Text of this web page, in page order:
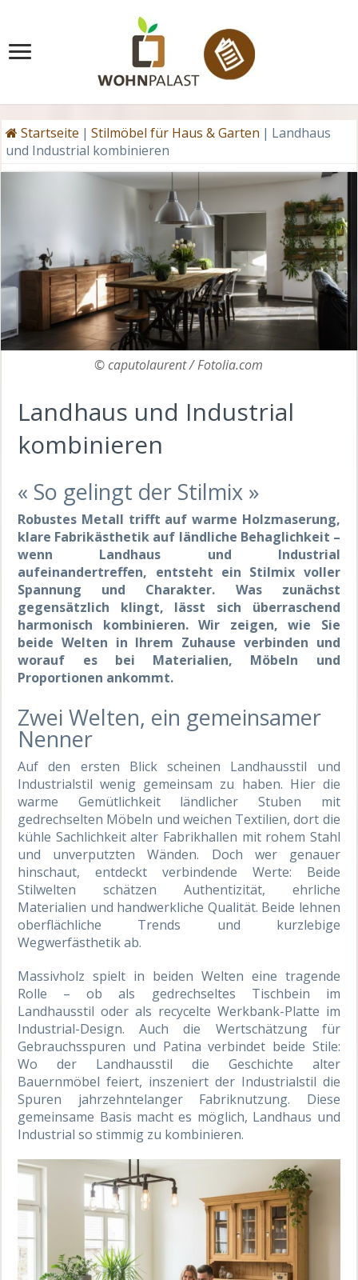
Startseite | Stilmöbel für Haus & Garten | Landhaus
und Industrial kombinieren
© caputolaurent / Fotolia.com
Landhaus und Industrial
kombinieren
« So gelingt der Stilmix »
Robustes Metall trifft auf warme Holzmaserung,
klare Fabrikästhetik auf ländliche Behaglichkeit –
wenn Landhaus und Industrial
aufeinandertreffen, entsteht ein Stilmix voller
Spannung und Charakter. Was zunächst
gegensätzlich klingt, lässt sich überraschend
harmonisch kombinieren. Wir zeigen, wie Sie
beide Welten in Ihrem Zuhause verbinden und
worauf es bei Materialien, Möbeln und
Proportionen ankommt.
Zwei Welten, ein gemeinsamer
Nenner
Auf den ersten Blick scheinen Landhausstil und
Industrialstil wenig gemeinsam zu haben. Hier die
warme Gemütlichkeit ländlicher Stuben mit
gedrechselten Möbeln und weichen Textilien, dort die
kühle Sachlichkeit alter Fabrikhallen mit rohem Stahl
und unverputzten Wänden. Doch wer genauer
hinschaut, entdeckt verbindende Werte: Beide
Stilwelten schätzen Authentizität, ehrliche
Materialien und handwerkliche Qualität. Beide lehnen
oberflächliche Trends und kurzlebige
Wegwerfästhetik ab.
Massivholz spielt in beiden Welten eine tragende
Rolle – ob als gedrechseltes Tischbein im
Landhausstil oder als recycelte Werkbank-Platte im
Industrial-Design. Auch die Wertschätzung für
Gebrauchsspuren und Patina verbindet beide Stile:
Wo der Landhausstil die Geschichte alter
Bauernmöbel feiert, inszeniert der Industrialstil die
Spuren jahrzehntelanger Fabriknutzung. Diese
gemeinsame Basis macht es möglich, Landhaus und
Industrial so stimmig zu kombinieren.